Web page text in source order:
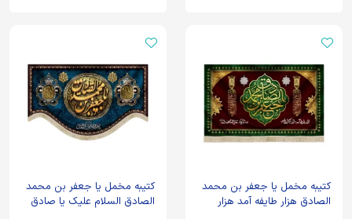
کتیبه مخمل یا جعفر بن محمد
الصادق هزار طایفه آمد هزار
کتیبه مخمل یا جعفر بن محمد
الصادق السلام علیک یا صادق